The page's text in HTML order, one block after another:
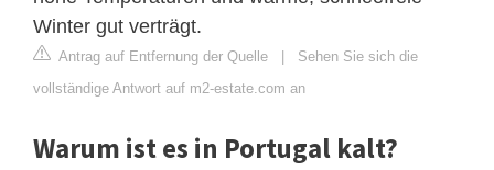
Winter gut verträgt.
Antrag auf Entfernung der Quelle | Sehen Sie sich die
vollständige Antwort auf m2-estate.com an
Warum ist es in Portugal kalt?